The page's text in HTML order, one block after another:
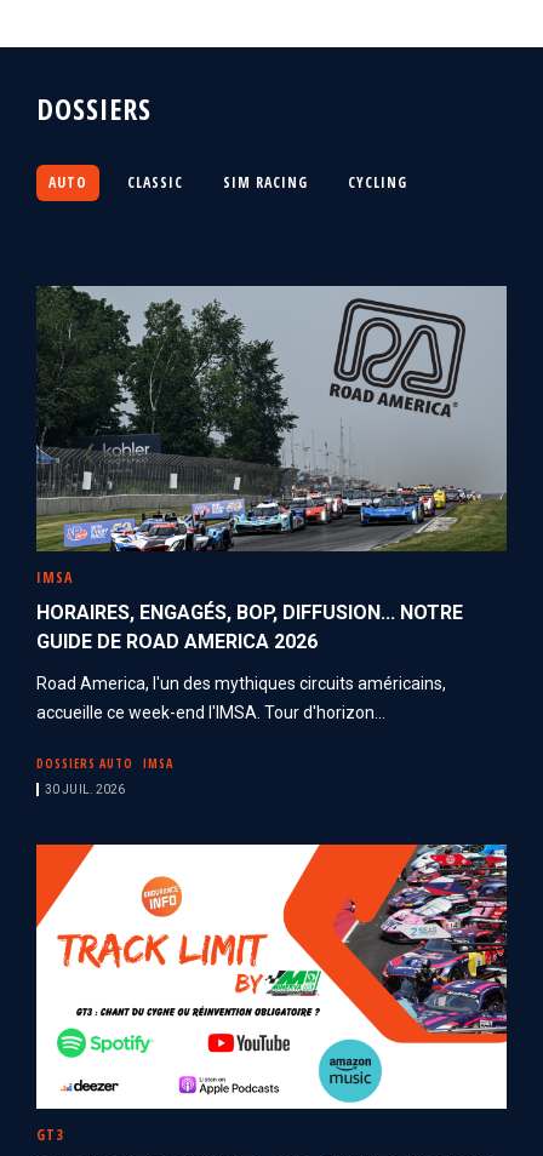
DOSSIERS
AUTO CLASSIC SIM RACING CYCLING
IMSA
HORAIRES, ENGAGÉS, BOP, DIFFUSION... NOTRE
GUIDE DE ROAD AMERICA 2026
Road America, l'un des mythiques circuits américains,
accueille ce week-end l'IMSA. Tour d'horizon...
DOSSIERS AUTO IMSA
30 JUIL. 2026
GT3